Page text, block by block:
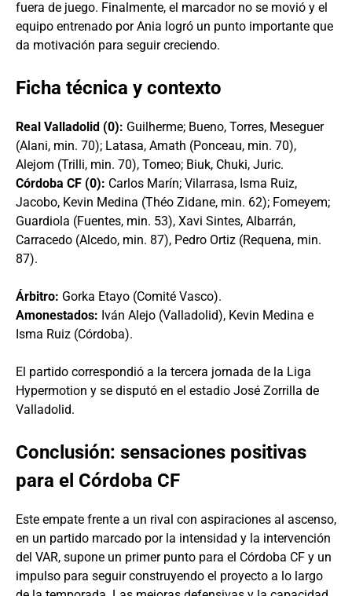
fuera de juego. Finalmente, el marcador no se movió y el
equipo entrenado por Ania logró un punto importante que
da motivación para seguir creciendo.
Ficha técnica y contexto
Real Valladolid (0): Guilherme; Bueno, Torres, Meseguer
(Alani, min. 70); Latasa, Amath (Ponceau, min. 70),
Alejom (Trilli, min. 70), Tomeo; Biuk, Chuki, Juric.
Córdoba CF (0): Carlos Marín; Vilarrasa, Isma Ruiz,
Jacobo, Kevin Medina (Théo Zidane, min. 62); Fomeyem;
Guardiola (Fuentes, min. 53), Xavi Sintes, Albarrán,
Carracedo (Alcedo, min. 87), Pedro Ortiz (Requena, min.
87).
Árbitro: Gorka Etayo (Comité Vasco).
Amonestados: Iván Alejo (Valladolid), Kevin Medina e
Isma Ruiz (Córdoba).
El partido correspondió a la tercera jornada de la Liga
Hypermotion y se disputó en el estadio José Zorrilla de
Valladolid.
Conclusión: sensaciones positivas
para el Córdoba CF
Este empate frente a un rival con aspiraciones al ascenso,
en un partido marcado por la intensidad y la intervención
del VAR, supone un primer punto para el Córdoba CF y un
impulso para seguir construyendo el proyecto a lo largo